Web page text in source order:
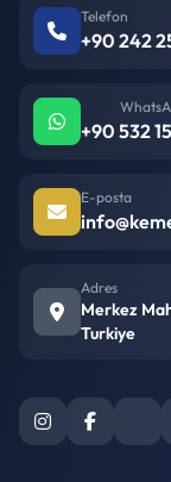
Telefon
+90 242
+90 532
E-posta
Adres
Merkez
Turkiye